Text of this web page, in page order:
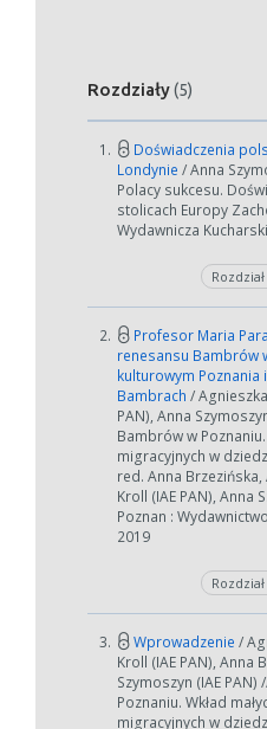
Rozdziały(5)
1.
Doświadczenia
Londynie / Anna
Polacy sukcesu.
stolicach Europy
Wydawnicza
2.
Profesor Maria
renesansu Bambrów
kulturowym
Bambrach /
PAN), Anna
Bambrów w
migracyjnych w
red. Anna
Kroll (IAE PAN), Anna
Poznan :
2019
3. Wprowadzenie /
Kroll (IAE PAN), Anna
Szymoszyn (IAE
Poznaniu. Wkład
migracyjnych w